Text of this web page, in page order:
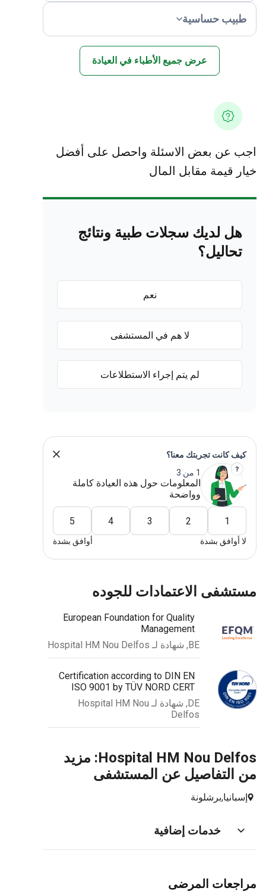
طبيب حساسية
عرض جميع الأطباء في العيادة
اجب عن بعض الاسئلة واحصل على أفضل
خيار قيمة مقابل المال
هل لديك سجلات طبية ونتائج
تحاليل؟
نعم
لا هم في المستشفى
لم يتم إجراء الاستطلاعات
كيف كانت تجربتك معنا؟
1 من 3
المعلومات حول هذه العيادة كاملة
وواضحة
1
2
3
4
5
لا أوافق بشدة أوافق بشدة
مستشفى الاعتمادات للجوده
European Foundation for Quality
Management
BE, شهادة لـ Hospital HM Nou Delfos
Certification according to DIN EN
ISO 9001 by TÜV NORD CERT
DE, شهادة لـ Hospital HM Nou
Delfos
Hospital HM Nou Delfos: مزيد
من التفاصيل عن المستشفى
إسبانيا,برشلونة
خدمات إضافية
مراجعات المرضى